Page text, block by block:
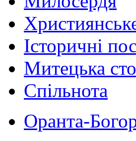
Історичні
Митецька
Спільнота
Оранта-